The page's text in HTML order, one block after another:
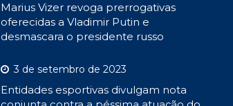
Marius Vizer revoga prerrogativas
oferecidas a Vladimir Putin e
desmascara o presidente russo
3 de setembro de 2023
Entidades esportivas divulgam nota